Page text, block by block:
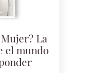
Mujer? La
el mundo